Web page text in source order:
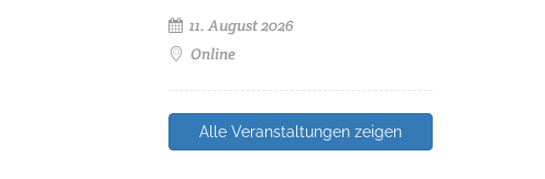
11. August 2026
Online
Alle Veranstaltungen zeigen